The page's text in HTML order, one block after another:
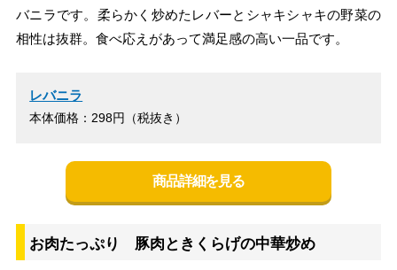
バニラです。柔らかく炒めたレバーとシャキシャキの野菜の
相性は抜群。食べ応えがあって満足感の高い一品です。
レバニラ
本体価格：298円（税抜き）
商品詳細を見る
お肉たっぷり 豚肉ときくらげの中華炒め